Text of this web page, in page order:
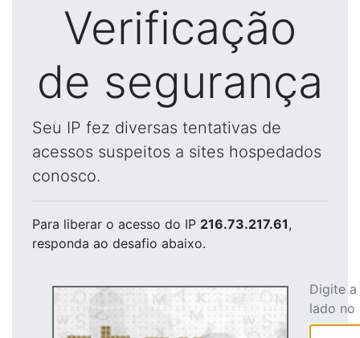
Verificação
de segurança
Seu IP fez diversas tentativas de
acessos suspeitos a sites hospedados
conosco.
Para liberar o acesso do IP 216.73.217.61,
responda ao desafio abaixo.
Digite
lado no